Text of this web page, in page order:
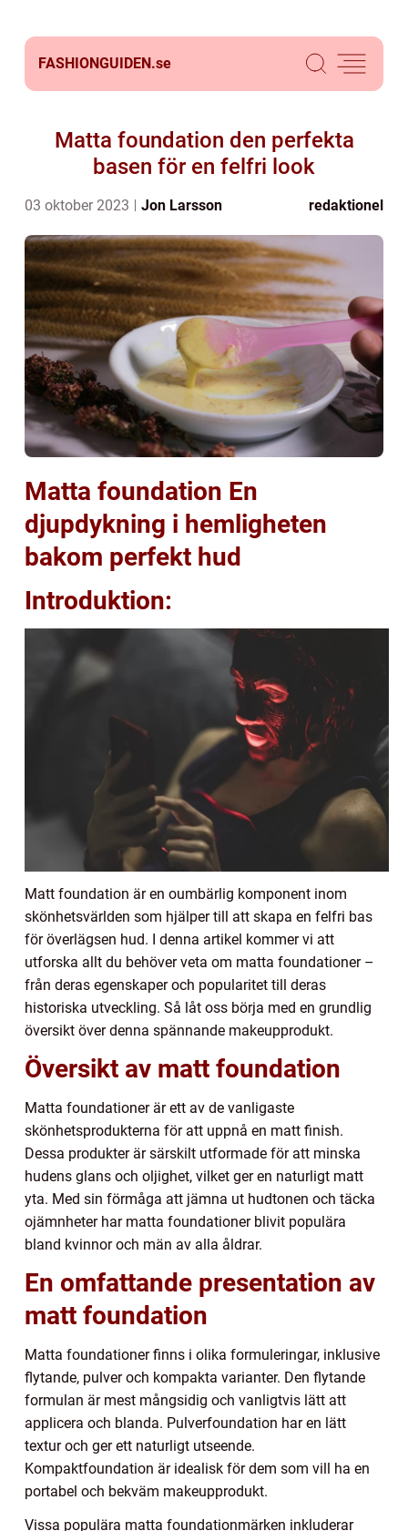
FASHIONGUIDEN.se
Matta foundation den perfekta
basen för en felfri look
03 oktober 2023 Jon Larsson redaktionel
Matta foundation En
djupdykning i hemligheten
bakom perfekt hud
Introduktion:
Matt foundation är en oumbärlig komponent inom
skönhetsvärlden som hjälper till att skapa en felfri bas
för överlägsen hud. I denna artikel kommer vi att
utforska allt du behöver veta om matta foundationer –
från deras egenskaper och popularitet till deras
historiska utveckling. Så låt oss börja med en grundlig
översikt över denna spännande makeupprodukt.
Översikt av matt foundation
Matta foundationer är ett av de vanligaste
skönhetsprodukterna för att uppnå en matt finish.
Dessa produkter är särskilt utformade för att minska
hudens glans och oljighet, vilket ger en naturligt matt
yta. Med sin förmåga att jämna ut hudtonen och täcka
ojämnheter har matta foundationer blivit populära
bland kvinnor och män av alla åldrar.
En omfattande presentation av
matt foundation
Matta foundationer finns i olika formuleringar, inklusive
flytande, pulver och kompakta varianter. Den flytande
formulan är mest mångsidig och vanligtvis lätt att
applicera och blanda. Pulverfoundation har en lätt
textur och ger ett naturligt utseende.
Kompaktfoundation är idealisk för dem som vill ha en
portabel och bekväm makeupprodukt.
Vissa populära matta foundationmärken inkluderar